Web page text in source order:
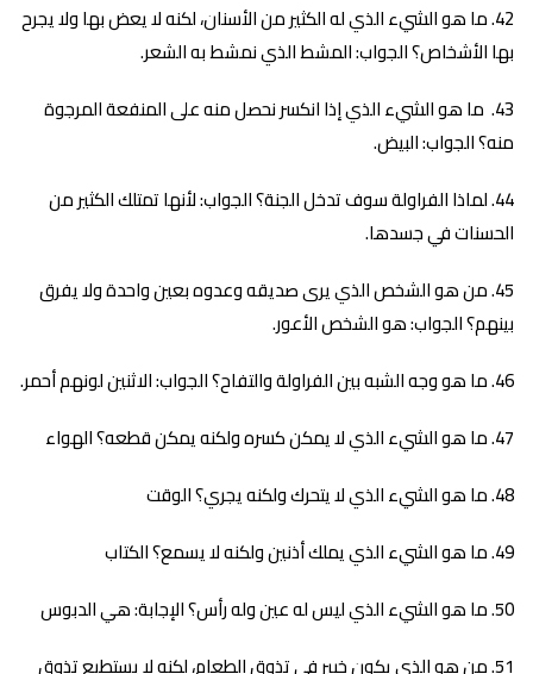
ما هو الشيء الذي له الكثير من الأسنان، لكنه لا يعض بها ولا يجرح
بها الأشخاص؟ الجواب: المشط الذي نمشط به الشعر.
ما هو الشيء الذي إذا انكسر نحصل منه على المنفعة المرجوة
منه؟ الجواب: البيض.
لماذا الفراولة سوف تدخل الجنة؟ الجواب: لأنها تمتلك الكثير من
الحسنات في جسدها.
من هو الشخص الذي يرى صديقه وعدوه بعين واحدة ولا يفرق
بينهم؟ الجواب: هو الشخص الأعور.
ما هو وجه الشبه بين الفراولة والتفاح؟ الجواب: الاثنين لونهم أحمر.
ما هو الشيء الذي لا يمكن كسره ولكنه يمكن قطعه؟ الهواء
ما هو الشيء الذي لا يتحرك ولكنه يجري؟ الوقت
ما هو الشيء الذي يملك أذنين ولكنه لا يسمع؟ الكتاب
ما هو الشيء الذي ليس له عين وله رأس؟ الإجابة: هي الدبوس
من هو الذي يكون خبير في تذوق الطعام، لكنه لا يستطيع تذوق